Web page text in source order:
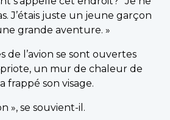
J’étais juste un jeune garçon
grande aventure. »
de l’avion se sont ouvertes
un mur de chaleur de
frappé son visage.
», se souvient-il.